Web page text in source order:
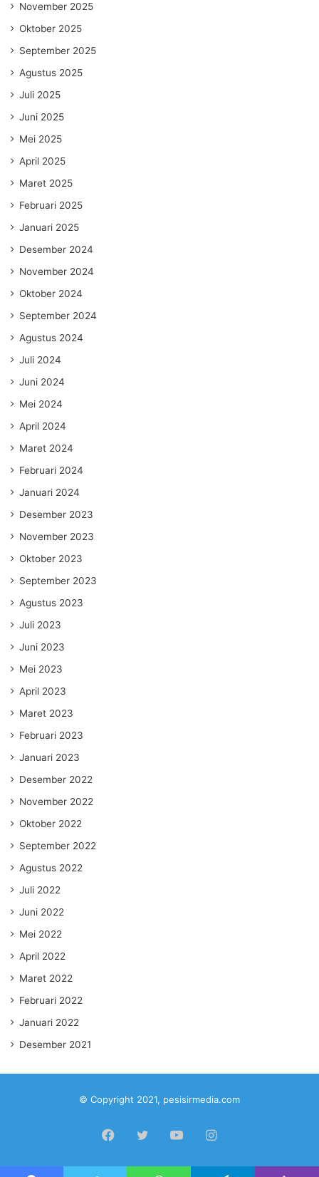
November 2025
Oktober 2025
September 2025
Agustus 2025
Juli 2025
Juni 2025
Mei 2025
April 2025
Maret 2025
Februari 2025
Januari 2025
Desember 2024
November 2024
Oktober 2024
September 2024
Agustus 2024
Juli 2024
Juni 2024
Mei 2024
April 2024
Maret 2024
Februari 2024
Januari 2024
Desember 2023
November 2023
Oktober 2023
September 2023
Agustus 2023
Juli 2023
Juni 2023
Mei 2023
April 2023
Maret 2023
Februari 2023
Januari 2023
Desember 2022
November 2022
Oktober 2022
September 2022
Agustus 2022
Juli 2022
Juni 2022
Mei 2022
April 2022
Maret 2022
Februari 2022
Januari 2022
Desember 2021
© Copyright 2021, pesisirmedia.com
Facebook
TwitterYouTubeInstagram